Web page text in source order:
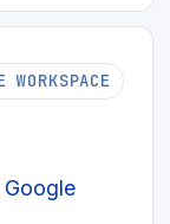
WORKSPACE
Google